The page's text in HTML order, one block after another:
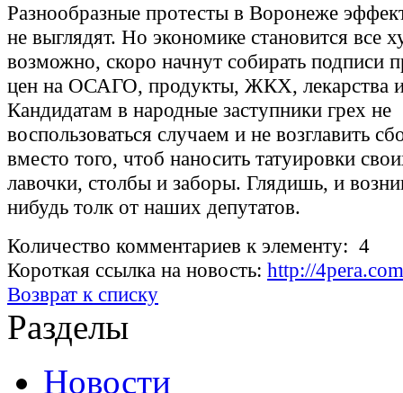
Разнообразные протесты в Воронеже
не выглядят. Но экономике становится все
возможно, скоро начнут собирать подписи
цен на ОСАГО, продукты, ЖКХ, лекарства
Кандидатам в народные заступники грех не
воспользоваться случаем и не возглавить
вместо того, чтоб наносить татуировки
лавочки, столбы и заборы. Глядишь, и
нибудь толк от наших депутатов.
Количество комментариев к элементу: 4
Короткая ссылка на новость: http://
Возврат к списку
Разделы
Новости